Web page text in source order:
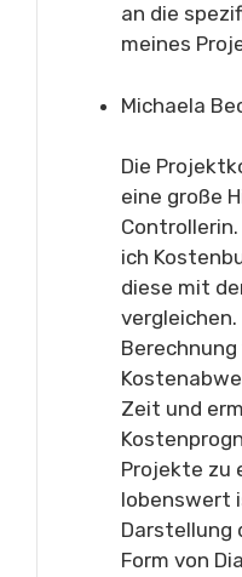
an die
meines
Michaela
Die
eine große
ich
diese mit
Berechnung
Zeit und
Projekte zu
lobenswert
Darstellung
Form von